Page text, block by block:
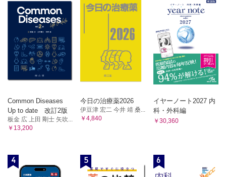
Common Diseases
Up to date 改訂2版
板金 広 上田 剛士 矢吹...
￥13,200
今日の治療薬2026
伊豆津 宏二 今井 靖 桑...
￥4,840
イヤーノート2027 内
科・外科編
￥30,360
4 5 6